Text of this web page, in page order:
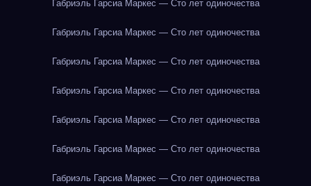
Габриэль Гарсиа Маркес — Сто лет одиночества
Габриэль Гарсиа Маркес — Сто лет одиночества
Габриэль Гарсиа Маркес — Сто лет одиночества
Габриэль Гарсиа Маркес — Сто лет одиночества
Габриэль Гарсиа Маркес — Сто лет одиночества
Габриэль Гарсиа Маркес — Сто лет одиночества
Габриэль Гарсиа Маркес — Сто лет одиночества